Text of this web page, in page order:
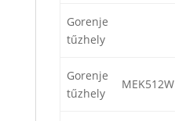
Gorenje
tűzhely
Gorenje
tűzhely
MEK512W